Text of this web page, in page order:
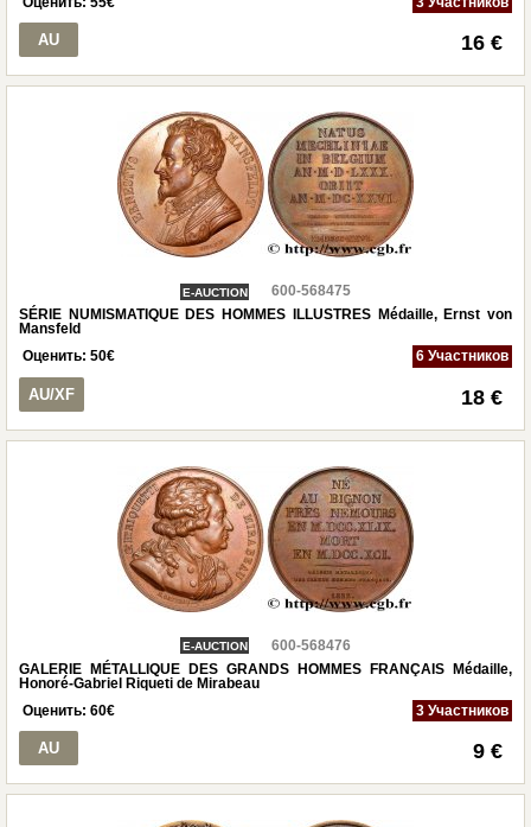
AU 16 €
E-AUCTION
600-568475
SÉRIE NUMISMATIQUE DES HOMMES ILLUSTRES Médaille, Ernst von
Mansfeld
Оценить: 50€ 6 Участников
AU/XF 18 €
E-AUCTION
600-568476
GALERIE MÉTALLIQUE DES GRANDS HOMMES FRANÇAIS Médaille,
Honoré-Gabriel Riqueti de Mirabeau
Оценить: 60€ 3 Участников
AU 9 €